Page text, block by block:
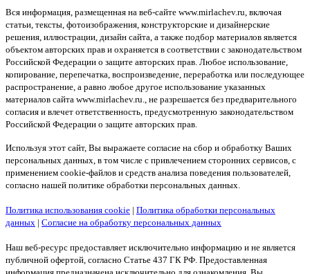
Вся информация, размещенная на веб-сайте www.mirlachev.ru, включая
статьи, тексты, фотоизображения, конструкторские и дизайнерские
решения, иллюстрации, дизайн сайта, а также подбор материалов является
объектом авторских прав и охраняется в соответствии с законодательством
Российской Федерации о защите авторских прав. Любое использование,
копирование, перепечатка, воспроизведение, переработка или последующее
распространение, а равно любое другое использование указанных
материалов сайта www.mirlachev.ru., не разрешается без предварительного
согласия и влечет ответственность, предусмотренную законодательством
Российской Федерации о защите авторских прав.
Используя этот сайт, Вы выражаете согласие на сбор и обработку Ваших
персональных данных, в том числе с привлечением сторонних сервисов, с
применением cookie-файлов и средств анализа поведения пользователей,
согласно нашей политике обработки персональных данных.
Политика использования cookie | Политика обработки персональных
данных | Согласие на обработку персональных данных
Наш веб-ресурс предоставляет исключительно информацию и не является
публичной офертой, согласно Статье 437 ГК РФ. Предоставленная